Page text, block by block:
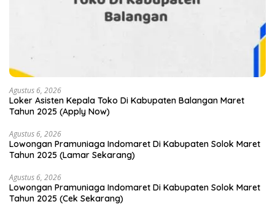
Agustus 6, 2026
Loker Asisten Kepala Toko Di Kabupaten Balangan Maret
Tahun 2025 (Apply Now)
Agustus 6, 2026
Lowongan Pramuniaga Indomaret Di Kabupaten Solok Maret
Tahun 2025 (Lamar Sekarang)
Agustus 6, 2026
Lowongan Pramuniaga Indomaret Di Kabupaten Solok Maret
Tahun 2025 (Cek Sekarang)